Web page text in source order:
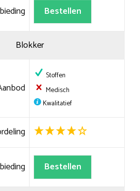
Bestellen
Blokker
Stoffen
Medisch
Kwalitatief
Bestellen